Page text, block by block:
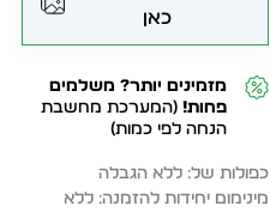
כאן
מזמינים יותר? משלמים
פחות! (המערכת מחשבת
הנחה לפי כמות)
כפולות של: ללא הגבלה
מינימום יחידות להזמנה: ללא